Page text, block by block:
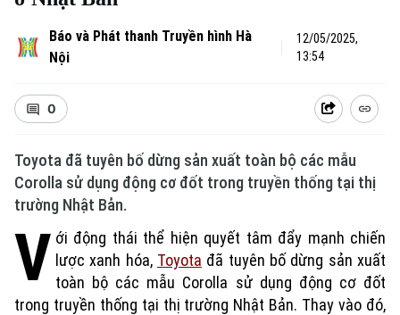
Xu hướng
Báo và Phát thanh Truyền hình Hà
Nội
12/05/2025,
13:54
0
Toyota đã tuyên bố dừng sản xuất toàn bộ các mẫu
Corolla sử dụng động cơ đốt trong truyền thống tại thị
trường Nhật Bản.
V ới động thái thể hiện quyết tâm đẩy mạnh chiến
lược xanh hóa, Toyota đã tuyên bố dừng sản xuất
toàn bộ các mẫu Corolla sử dụng động cơ đốt
trong truyền thống tại thị trường Nhật Bản. Thay vào đó,